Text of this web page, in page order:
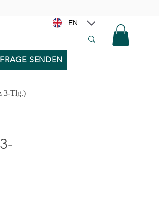
EN
SENDEN
3-Tlg.)